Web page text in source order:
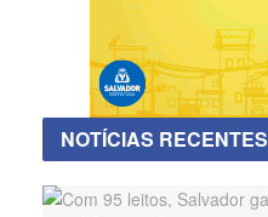
NOTÍCIAS RECENTES